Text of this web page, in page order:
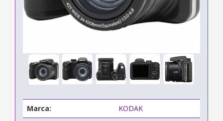
Marca:
KODAK